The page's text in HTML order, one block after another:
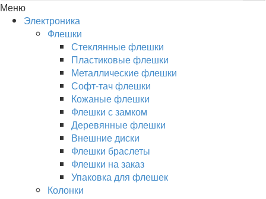
Меню
Электроника
Флешки
Стеклянные флешки
Пластиковые флешки
Металлические флешки
Софт-тач флешки
Кожаные флешки
Флешки с замком
Деревянные флешки
Внешние диски
Флешки браслеты
Флешки на заказ
Упаковка для флешек
Колонки